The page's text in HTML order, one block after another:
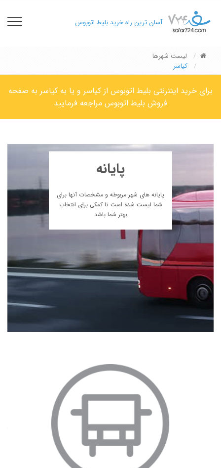
آسان ترین راه خرید بلیط اتوبوس
لیست شهرها
کیاسر
برای خرید اینترنتی بلیط اتوبوس از کیاسر و یا به کیاسر به صفحه
فروش بلیط اتوبوس مراجعه فرمایید
پایانه
پایانه های شهر مربوطه و مشخصات آنها برای
شما لیست شده است تا کمکی برای انتخاب
بهتر شما باشد